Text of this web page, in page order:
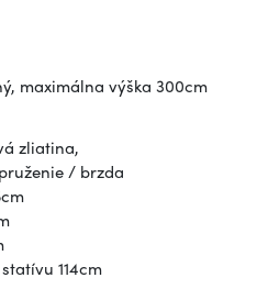
maximálna výška 300cm
zliatina,
/ brzda
114cm